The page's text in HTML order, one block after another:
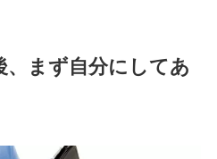
、まず自分にしてあ